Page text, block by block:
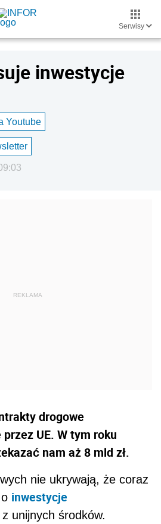
Serwisy
inwestycje
Youtube
drogowe
UE. W tym roku
nam aż 8 mld zł.
nie ukrywają, że coraz
inwestycje
unijnych środków.